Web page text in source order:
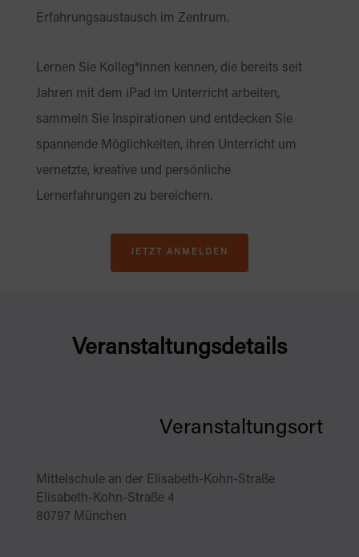
Erfahrungsaustausch im Zentrum.
Lernen Sie Kolleg*innen kennen, die bereits seit
Jahren mit dem iPad im Unterricht arbeiten,
sammeln Sie Inspirationen und entdecken Sie
spannende Möglichkeiten, ihren Unterricht um
vernetzte, kreative und persönliche
Lernerfahrungen zu bereichern.
JETZT ANMELDEN
Veranstaltungsdetails
Veranstaltungsort
Mittelschule an der Elisabeth-Kohn-Straße
Elisabeth-Kohn-Straße 4
80797 München